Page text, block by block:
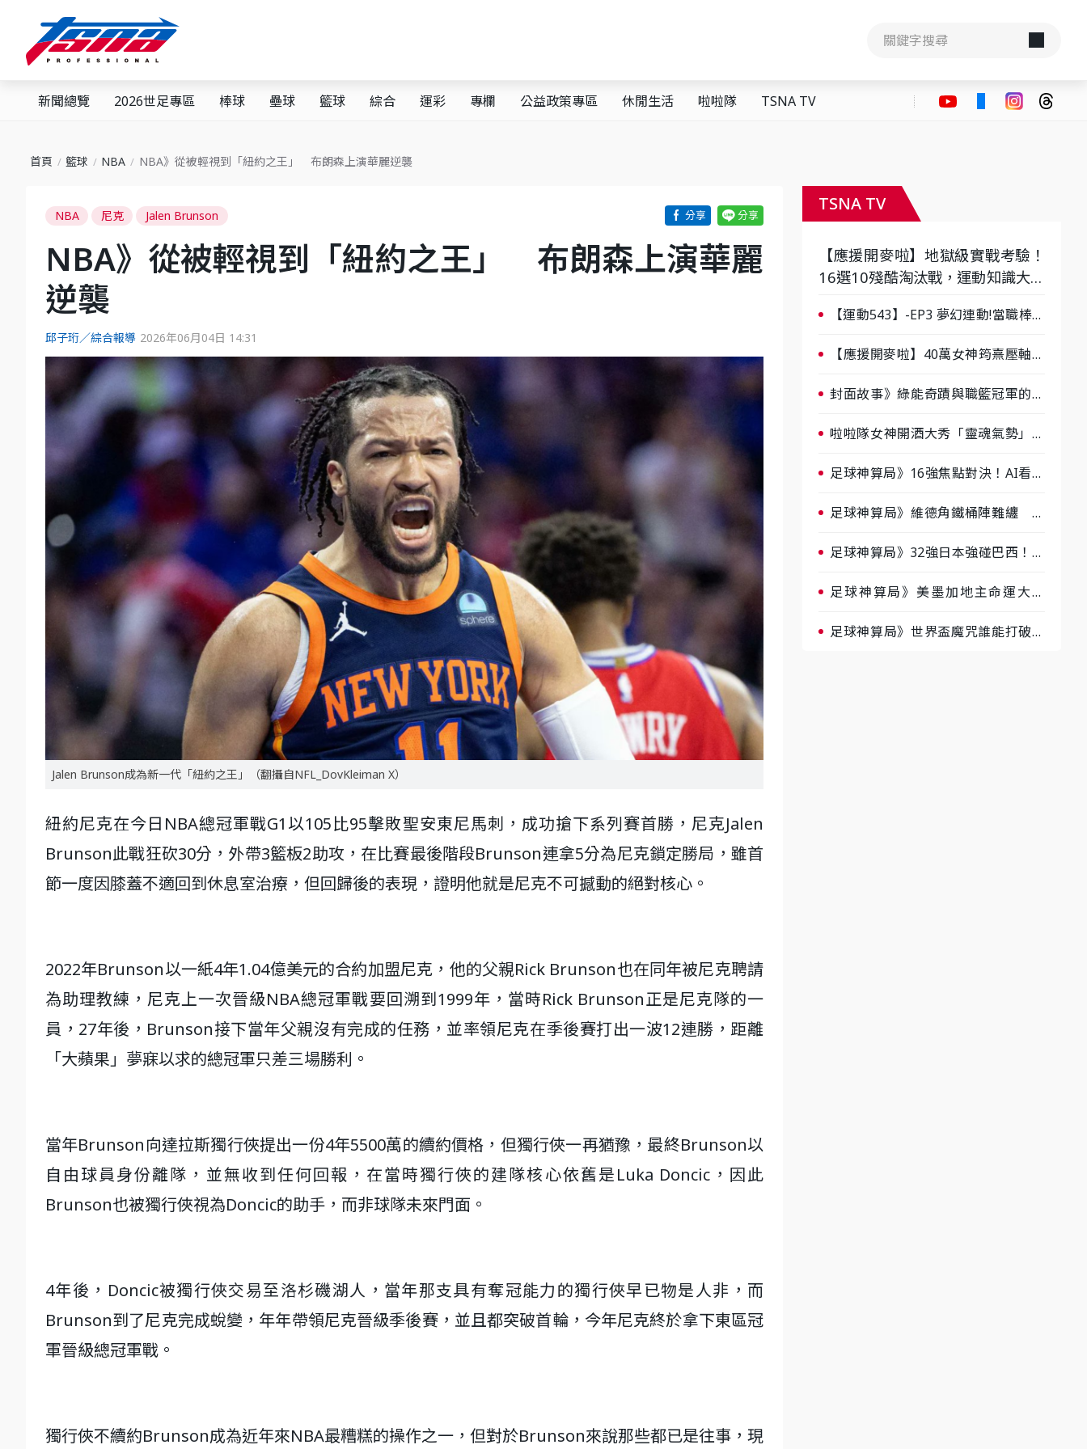
新聞總覽 2026世足專區 棒球 壘球 籃球 綜合 運彩 專欄 公益政策專區 休閒生活 啦啦隊 TSNA TV
首頁 籃球 NBA NBA》從被輕視到「紐約之王」 布朗森上演華麗逆襲
NBA 尼克 Jalen Brunson
NBA》從被輕視到「紐約之王」 布朗森上演華麗
逆襲
邱子珩／綜合報導 2026年06月04日 14:31
Jalen Brunson成為新一代「紐約之王」（翻攝自NFL_DovKleiman X）
紐約尼克在今日NBA總冠軍戰G1以105比95擊敗聖安東尼馬刺，成功搶下系列賽首勝，尼克Jalen
Brunson此戰狂砍30分，外帶3籃板2助攻，在比賽最後階段Brunson連拿5分為尼克鎖定勝局，雖首
節一度因膝蓋不適回到休息室治療，但回歸後的表現，證明他就是尼克不可撼動的絕對核心。
2022年Brunson以一紙4年1.04億美元的合約加盟尼克，他的父親Rick Brunson也在同年被尼克聘請
為助理教練，尼克上一次晉級NBA總冠軍戰要回溯到1999年，當時Rick Brunson正是尼克隊的一
員，27年後，Brunson接下當年父親沒有完成的任務，並率領尼克在季後賽打出一波12連勝，距離
「大蘋果」夢寐以求的總冠軍只差三場勝利。
當年Brunson向達拉斯獨行俠提出一份4年5500萬的續約價格，但獨行俠一再猶豫，最終Brunson以
自由球員身份離隊，並無收到任何回報，在當時獨行俠的建隊核心依舊是Luka Doncic，因此
Brunson也被獨行俠視為Doncic的助手，而非球隊未來門面。
4年後，Doncic被獨行俠交易至洛杉磯湖人，當年那支具有奪冠能力的獨行俠早已物是人非，而
Brunson到了尼克完成蛻變，年年帶領尼克晉級季後賽，並且都突破首輪，今年尼克終於拿下東區冠
軍晉級總冠軍戰。
獨行俠不續約Brunson成為近年來NBA最糟糕的操作之一，但對於Brunson來說那些都已是往事，現
TSNA TV
【應援開麥啦】地獄級實戰考驗！
16選10殘酷淘汰戰，運動知識大會
【運動543】-EP3 夢幻連動!當職棒傳
【應援開麥啦】40萬女神筠熹壓軸！
比一個會-ep2
封面故事》綠能奇蹟與職籃冠軍的背
事》大談「心酸創業學」
啦啦隊女神開酒大秀「靈魂氣勢」！
大過招
足球神算局》16強焦點對決！AI看好
足球神算局》維德角鐵桶陣難纏 阿
足球神算局》32強日本強碰巴西！AI
爆冷
足球神算局》美墨加地主命運大解
足球神算局》世界盃魔咒誰能打破？